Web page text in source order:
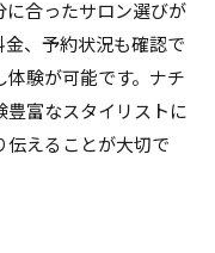
に合ったサロン選びが
、予約状況も確認で
験が可能です。ナチ
豊富なスタイリストに
伝えることが大切で